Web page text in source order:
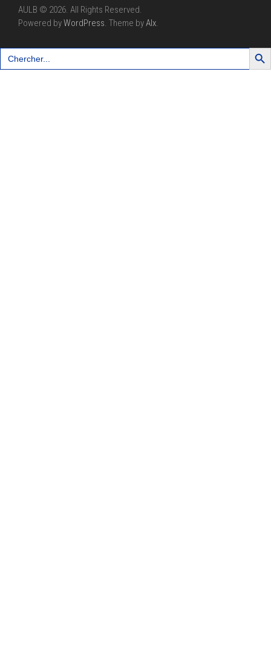
AULB © 2026. All Rights Reserved.
Powered byWordPress. Theme byAlx.
Search
for:
Search Button